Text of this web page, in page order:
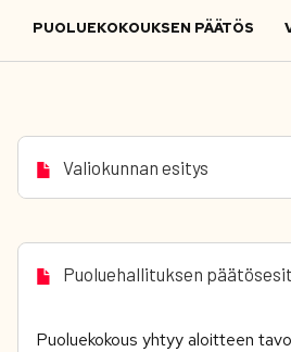
PUOLUEKOKOUKSEN PÄÄTÖS
Valiokunnan esitys
Puoluehallituksen
Puoluekokous yhtyy aloitteen